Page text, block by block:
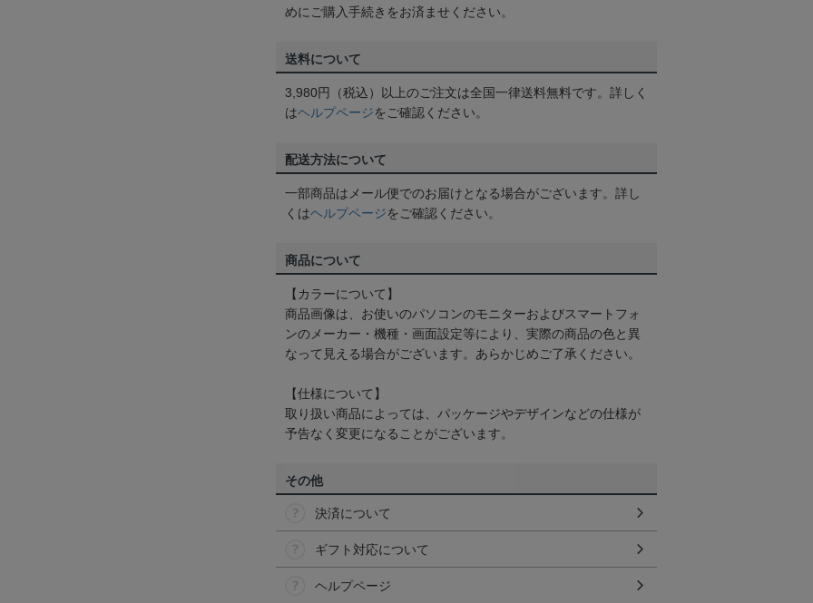
めにご購入手続きをお済ませください。
送料について
3,980円（税込）以上のご注文は全国一律送料無料です。詳しく
はヘルプページをご確認ください。
配送方法について
一部商品はメール便でのお届けとなる場合がございます。詳し
くはヘルプページをご確認ください。
商品について
【カラーについて】
商品画像は、お使いのパソコンのモニターおよびスマートフォ
ンのメーカー・機種・画面設定等により、実際の商品の色と異
なって見える場合がございます。あらかじめご了承ください。
【仕様について】
取り扱い商品によっては、パッケージやデザインなどの仕様が
予告なく変更になることがございます。
その他
決済について
ギフト対応について
ヘルプページ